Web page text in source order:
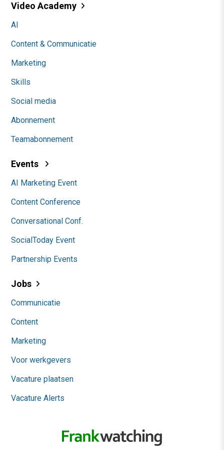
Video Academy
AI
Content & Communicatie
Marketing
Skills
Social media
Abonnement
Teamabonnement
Events
AI Marketing Event
Content Conference
Conversational Conf.
SocialToday Event
Partnership Events
Jobs
Communicatie
Content
Marketing
Voor werkgevers
Vacature plaatsen
Vacature Alerts